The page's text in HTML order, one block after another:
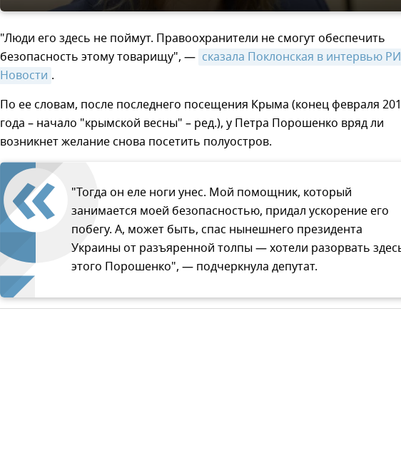
"Люди его здесь не поймут. Правоохранители не смогут обеспечить
безопасность этому товарищу", — сказала Поклонская в интервью
Новости .
По ее словам, после последнего посещения Крыма (конец февраля
года – начало "крымской весны" – ред.), у Петра Порошенко вряд ли
возникнет желание снова посетить полуостров.
"Тогда он еле ноги унес. Мой помощник, который
занимается моей безопасностью, придал ускорение его
побегу. А, может быть, спас нынешнего президента
Украины от разъяренной толпы — хотели разорвать
этого Порошенко", — подчеркнула депутат.